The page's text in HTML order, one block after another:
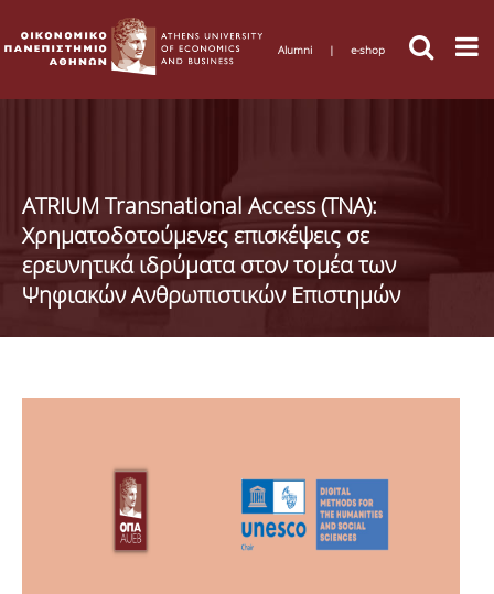
Alumni | e-shop
ATRIUM Transnational Access (TNA):
Χρηματοδοτούμενες επισκέψεις σε
ερευνητικά ιδρύματα στον τομέα των
Ψηφιακών Ανθρωπιστικών Επιστημών